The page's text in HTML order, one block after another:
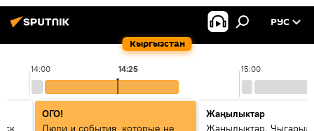
Кыргызстан
РУС
14:00 15:00
14:25
ОГО!
Люди и события, которые не
Жаңылыктар
Жаңылыктар.